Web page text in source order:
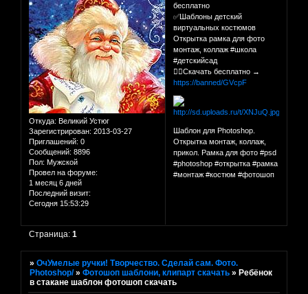
Откуда: Великий Устюг
Зарегистрирован: 2013-03-27
Приглашений: 0
Сообщений: 8896
Пол: Мужской
Провел на форуме:
1 месяц 6 дней
Последний визит:
Сегодня 15:53:29
бесплатно
✅Шаблоны детский
виртуальных костюмов
Открытка рамка для фото
монтаж, коллаж #школа
#детскийсад
👉🏻Скачать бесплатно →
https://banned/GVcpF
Шаблон для Photoshop.
Открытка монтаж, коллаж,
прикол. Рамка для фото #psd
#photoshop #открытка #рамка
#монтаж #костюм #фотошоп
Страница:1
»ОчУмелые ручки! Творчество. Сделай сам. Фото.
Photoshop/ »Фотошоп шаблони, клипарт скачать »Ребёнок
в стакане шаблон фотошоп скачать